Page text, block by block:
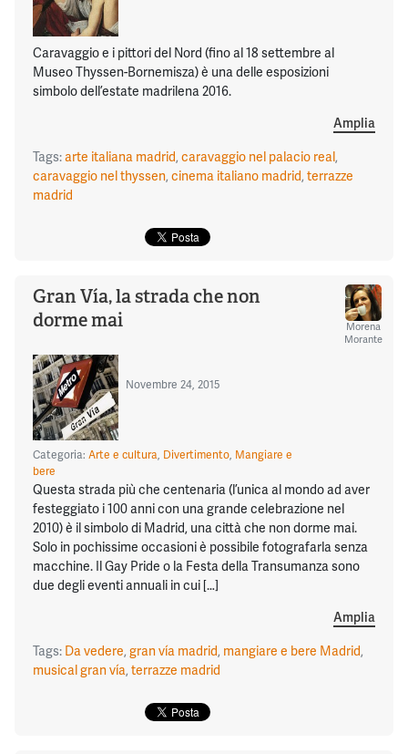
Caravaggio e i pittori del Nord (fino al 18 settembre al
Museo Thyssen-Bornemisza) è una delle esposizioni
simbolo dell’estate madrilena 2016.
Amplia
Tags:arte italiana madrid, caravaggio nel palacio real,
caravaggio nel thyssen, cinema italiano madrid, terrazze
madrid
Gran Vía, la strada che non
dorme mai
Morena
Morante
Categoria: Arte e cultura, Divertimento, Mangiare e
bere
Novembre 24, 2015
Questa strada più che centenaria (l’unica al mondo ad aver
festeggiato i 100 anni con una grande celebrazione nel
2010) è il simbolo di Madrid, una città che non dorme mai.
Solo in pochissime occasioni è possibile fotografarla senza
macchine. Il Gay Pride o la Festa della Transumanza sono
due degli eventi annuali in cui […]
Amplia
Tags: Da vedere, gran vía madrid, mangiare e bere Madrid,
musical gran vía, terrazze madrid